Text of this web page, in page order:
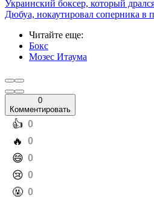
Украинский боксер, который
Дюбуа, нокаутировал соперника
Читайте еще:
Бокс
Мозес Итаума
0
Комментировать
️👍 0
️🔥 0
️😄 0
️😢 0
️🤬 0